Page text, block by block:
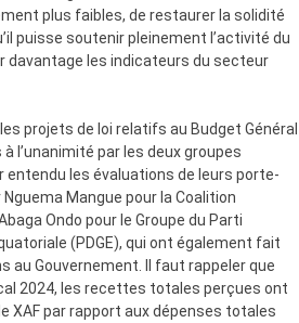
plus faibles, de restaurer la solidité
puisse soutenir pleinement l’activité du
davantage les indicateurs du secteur
projets de loi relatifs au Budget Général
l’unanimité par les deux groupes
entendu les évaluations de leurs porte-
Mangue pour la Coalition
Ondo pour le Groupe du Parti
(PDGE), qui ont également fait
au Gouvernement. Il faut rappeler que
2024, les recettes totales perçues ont
XAF par rapport aux dépenses totales